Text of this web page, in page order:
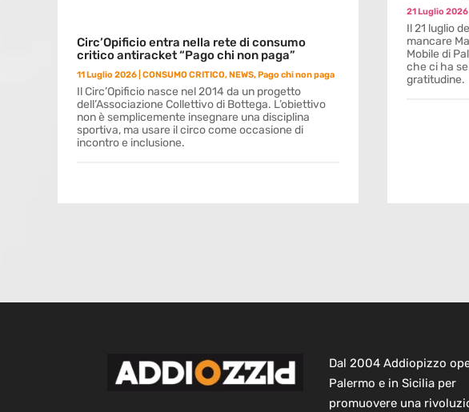
Circ’Opificio entra nella rete di consumo
critico antiracket “Pago chi non paga”
11 Luglio 2026 CONSUMO CRITICO,NEWS,Pago chi non paga
Il Circ’Opificio nasce nel 2014 da un progetto
dell’Associazione Collettivo di Bottega. L’obiettivo
non è semplicemente insegnare una disciplina
sportiva, ma usare il circo come occasione di
incontro e inclusione.
21 Luglio 2026|
Il 21 luglio
mancare
Mobile di
che ci ha
gratitudine.
Dal 2004 Addiopizzo
Palermo e in Sicilia per
promuovere una